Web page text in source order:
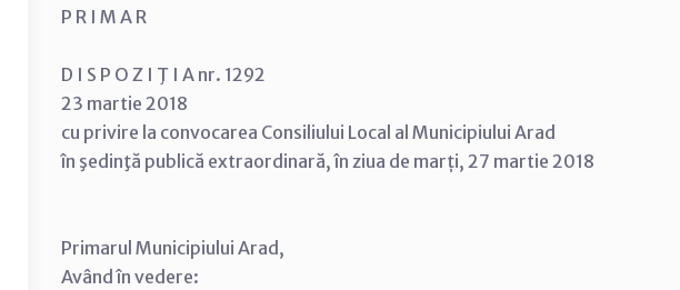
P R I M A R
D I S P O Z I Ţ I A nr. 1292
23 martie 2018
cu privire la convocarea Consiliului Local al Municipiului Arad
în şedinţă publică extraordinară, în ziua de marți, 27 martie 2018
Primarul Municipiului Arad,
Având în vedere: